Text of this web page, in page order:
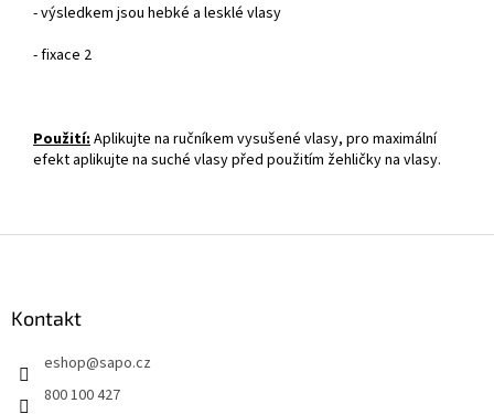
- výsledkem jsou hebké a lesklé vlasy
- fixace 2
Použití: Aplikujte na ručníkem vysušené vlasy, pro maximální
efekt aplikujte na suché vlasy před použitím žehličky na vlasy.
Kontakt
eshop@sapo.cz
800 100 427